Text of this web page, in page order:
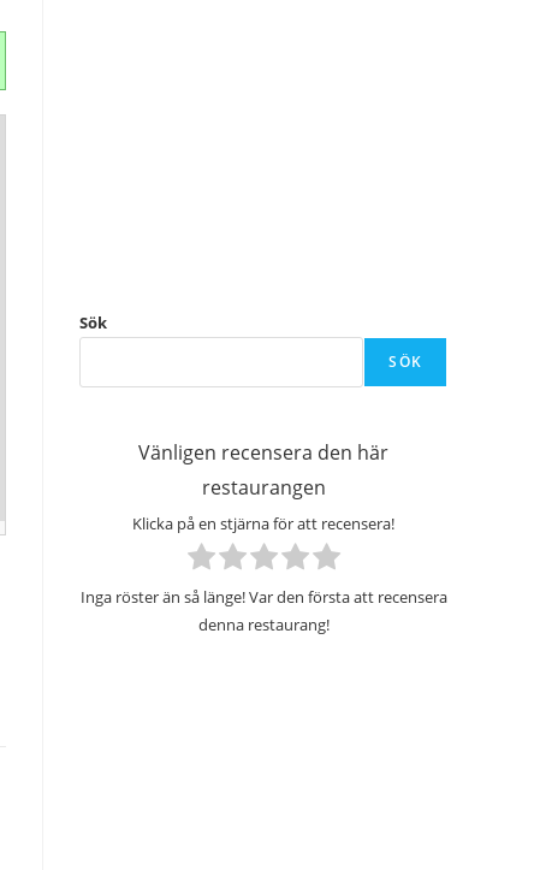
Sök
SÖK
Vänligen recensera den här
restaurangen
Klicka på en stjärna för att recensera!
Inga röster än så länge! Var den första att recensera
denna restaurang!